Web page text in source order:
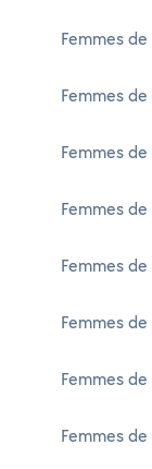
Femmes
Femmes
Femmes
Femmes
Femmes
Femmes
Femmes
Femmes